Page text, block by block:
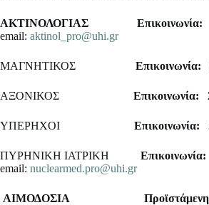
ΑΚΤΙΝΟΛΟΓΙΑΣ
Επικοινωνία:
email: aktinol_pro@uhi.gr
ΜΑΓΝΗΤΙΚΟΣ Επικοινωνία:
ΑΞΟΝΙΚΟΣ Επικοινωνία:
ΥΠΕΡΗΧΟΙ Επικοινωνία:
ΠΥΡΗΝΙΚΗ ΙΑΤΡΙΚΗ
email: nuclearmed.pro@uhi.gr
ΑΙΜΟΔΟΣΙΑ